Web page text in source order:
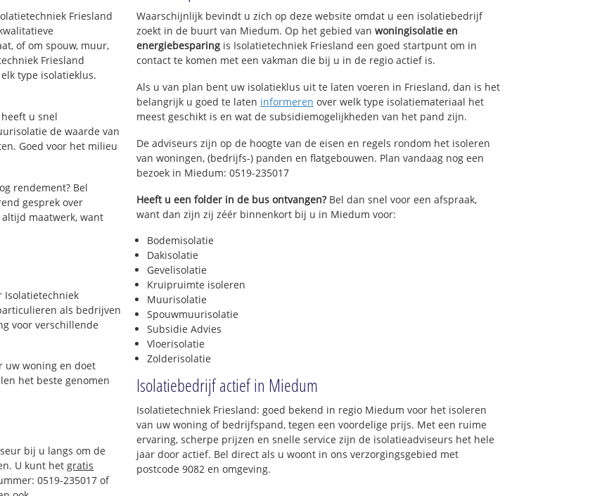
Friesland
of om spouw, muur,
Friesland
type isolatieklus.
u snel
de waarde van
Goed voor het milieu
rendement? Bel
gesprek over
maatwerk, want
Isolatietechniek
als bedrijven
voor verschillende
uw woning en doet
het beste genomen
bij u langs om de
U kunt hetgratis
0519-235017 of
Waarschijnlijk bevindt u zich op deze website omdat u een isolatiebedrijf
zoekt in de buurt van Miedum. Op het gebied van woningisolatie en
energiebesparing is Isolatietechniek Friesland een goed startpunt om in
contact te komen met een vakman die bij u in de regio actief is.
Als u van plan bent uw isolatieklus uit te laten voeren in Friesland, dan is het
belangrijk u goed te laten informeren over welk type isolatiemateriaal het
meest geschikt is en wat de subsidiemogelijkheden van het pand zijn.
De adviseurs zijn op de hoogte van de eisen en regels rondom het isoleren
van woningen, (bedrijfs-) panden en flatgebouwen. Plan vandaag nog een
bezoek in Miedum: 0519-235017
Heeft u een folder in de bus ontvangen?Bel dan snel voor een afspraak,
want dan zijn zij zéér binnenkort bij u in Miedum voor:
Bodemisolatie
Dakisolatie
Gevelisolatie
Kruipruimte isoleren
Muurisolatie
Spouwmuurisolatie
Subsidie Advies
Vloerisolatie
Zolderisolatie
Isolatiebedrijf actief in Miedum
Isolatietechniek Friesland: goed bekend in regio Miedum voor het isoleren
van uw woning of bedrijfspand, tegen een voordelige prijs. Met een ruime
ervaring, scherpe prijzen en snelle service zijn de isolatieadviseurs het hele
jaar door actief. Bel direct als u woont in ons verzorgingsgebied met
postcode 9082 en omgeving.